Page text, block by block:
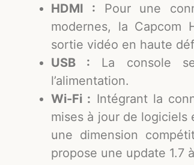
HDMI : Pour une
modernes, la Capcom
sortie vidéo en haute
USB : La console
l’alimentation.
Wi-Fi : Intégrant la
mises à jour de
une dimension
propose une update 1.7